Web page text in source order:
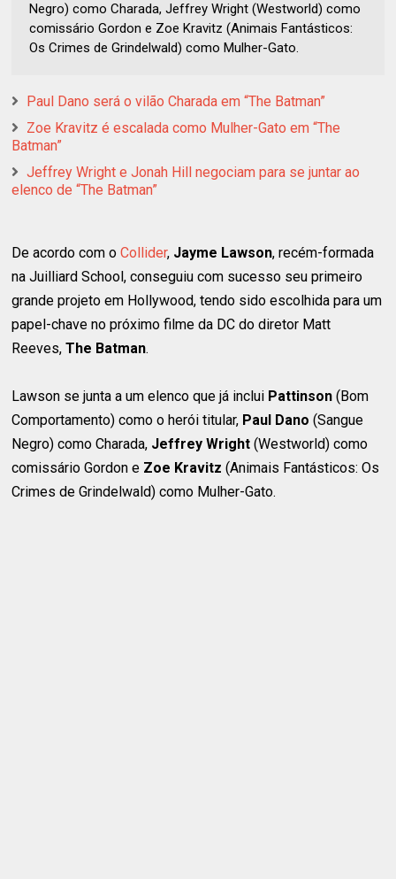
Negro) como Charada, Jeffrey Wright (Westworld) como
comissário Gordon e Zoe Kravitz (Animais Fantásticos:
Os Crimes de Grindelwald) como Mulher-Gato.
Paul Dano será o vilão Charada em “The Batman”
Zoe Kravitz é escalada como Mulher-Gato em “The
Batman”
Jeffrey Wright e Jonah Hill negociam para se juntar ao
elenco de “The Batman”
De acordo com oCollider, Jayme Lawson, recém-formada
na Juilliard School, conseguiu com sucesso seu primeiro
grande projeto em Hollywood, tendo sido escolhida para um
papel-chave no próximo filme da DC do diretor Matt
Reeves,The Batman.
Lawson se junta a um elenco que já inclui Pattinson (Bom
Comportamento) como o herói titular, Paul Dano (Sangue
Negro) como Charada, Jeffrey Wright (Westworld) como
comissário Gordon e Zoe Kravitz (Animais Fantásticos: Os
Crimes de Grindelwald) como Mulher-Gato.